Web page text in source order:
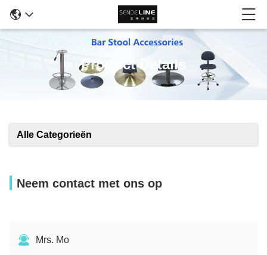
Product Details
Alle Categorieën
Neem contact met ons op
Mrs. Mo